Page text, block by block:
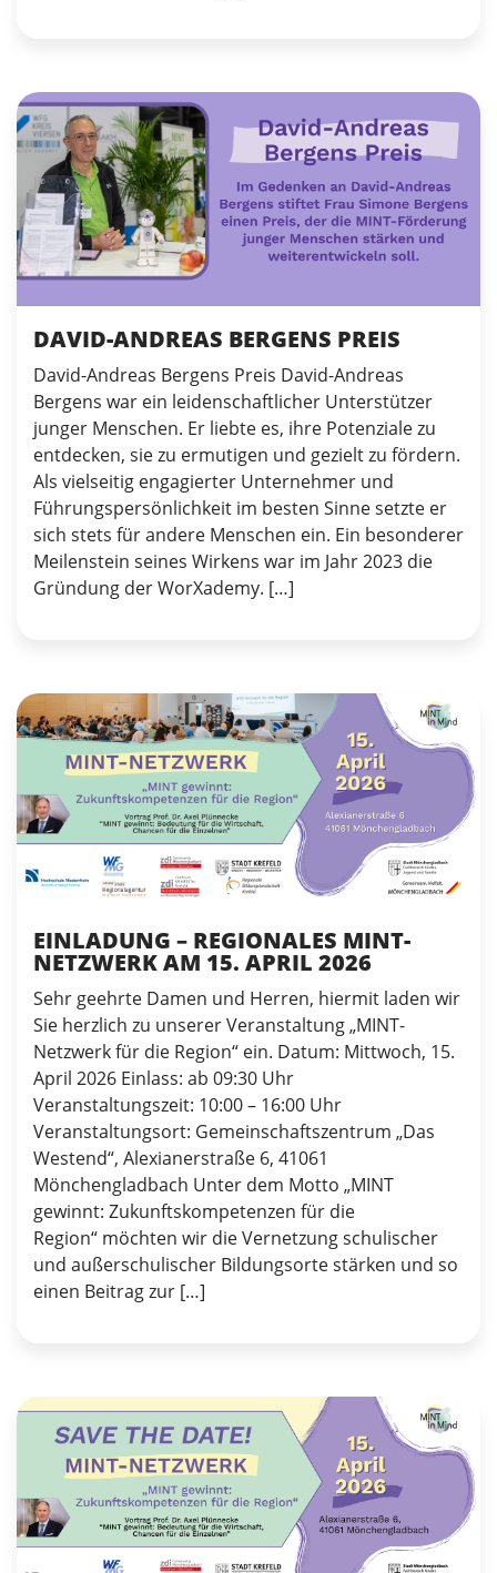
DAVID-ANDREAS BERGENS PREIS
David-Andreas Bergens Preis David-Andreas
Bergens war ein leidenschaftlicher Unterstützer
junger Menschen. Er liebte es, ihre Potenziale zu
entdecken, sie zu ermutigen und gezielt zu fördern.
Als vielseitig engagierter Unternehmer und
Führungspersönlichkeit im besten Sinne setzte er
sich stets für andere Menschen ein. Ein besonderer
Meilenstein seines Wirkens war im Jahr 2023 die
Gründung der WorXademy. […]
EINLADUNG – REGIONALES MINT-
NETZWERK AM 15. APRIL 2026
Sehr geehrte Damen und Herren, hiermit laden wir
Sie herzlich zu unserer Veranstaltung „MINT-
Netzwerk für die Region“ ein. Datum: Mittwoch, 15.
April 2026 Einlass: ab 09:30 Uhr
Veranstaltungszeit: 10:00 – 16:00 Uhr
Veranstaltungsort: Gemeinschaftszentrum „Das
Westend“, Alexianerstraße 6, 41061
Mönchengladbach Unter dem Motto „MINT
gewinnt: Zukunftskompetenzen für die
Region“ möchten wir die Vernetzung schulischer
und außerschulischer Bildungsorte stärken und so
einen Beitrag zur […]